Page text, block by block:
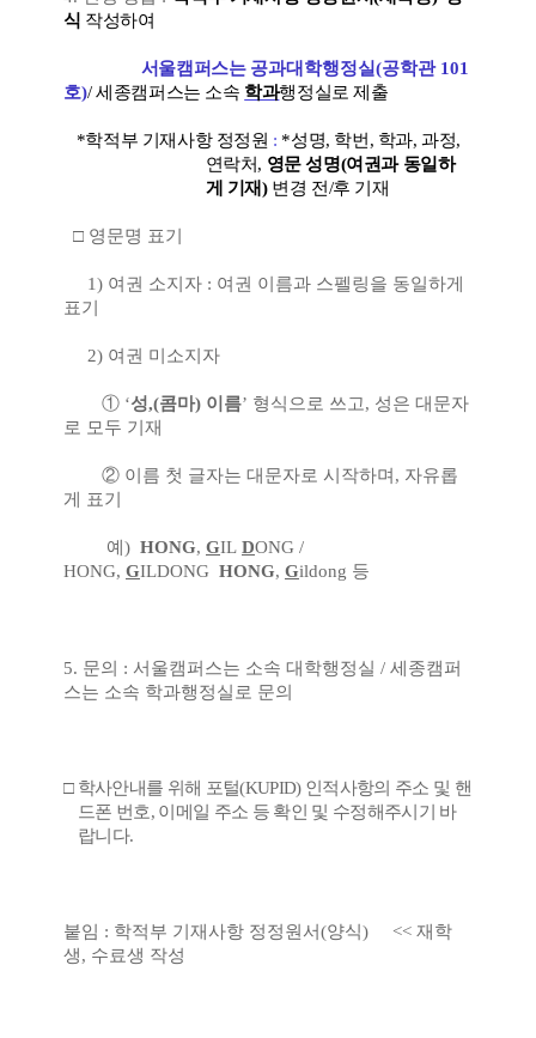
식 작성하여
서울캠퍼스는 공과대학행정실(공학관 101
호)/ 세종캠퍼스는 소속 학과행정실로 제출
*학적부 기재사항 정정원 : *성명, 학번, 학과, 과정,
연락처, 영문 성명(여권과 동일하
게 기재)변경 전/후 기재
□ 영문명 표기
1) 여권 소지자 : 여권 이름과 스펠링을 동일하게
표기
2) 여권 미소지자
① ‘성,(콤마) 이름’ 형식으로 쓰고, 성은 대문자
로 모두 기재
② 이름 첫 글자는 대문자로 시작하며 , 자유롭
게 표기
예 ) HONG, GIL DONG /
HONG, GILDONG HONG, Gildong 등
5. 문의 : 서울캠퍼스는 소속 대학행정실 / 세종캠퍼
스는 소속 학과행정실로 문의
□ 학사안내를 위해 포털(KUPID) 인적사항의 주소 및 핸
드폰 번호, 이메일 주소 등 확인 및 수정해주시기 바
랍니다.
붙임 : 학적부 기재사항 정정원서(양식) << 재학
생, 수료생 작성